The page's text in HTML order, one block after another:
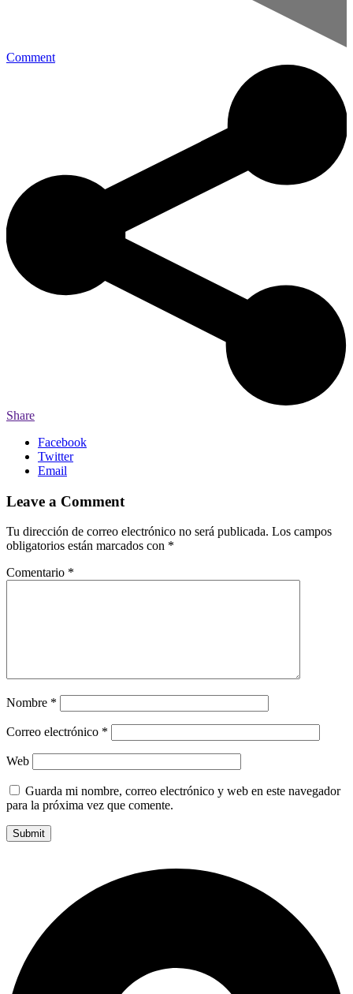
Comment
Share
Facebook
Twitter
Email
Leave a Comment
Tu dirección de correo electrónico no será publicada. Los campos
obligatorios están marcados con *
Comentario *
Nombre *
Correo electrónico *
Web
Guarda mi nombre, correo electrónico y web en este navegador
para la próxima vez que comente.